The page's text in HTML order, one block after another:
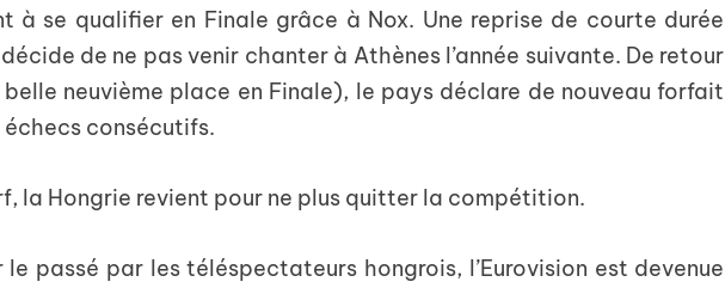
à se qualifier en Finale grâce à Nox. Une reprise de courte durée
de ne pas venir chanter à Athènes l’année suivante. De retour
neuvième place en Finale), le pays déclare de nouveau forfait
échecs consécutifs.
la Hongrie revient pour ne plus quitter la compétition.
passé par les téléspectateurs hongrois, l’Eurovision est devenue